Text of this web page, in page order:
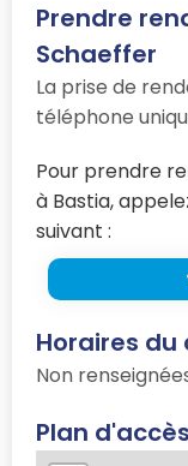
Prendre
Schaeffer
La prise de
téléphone
Pour prendre
à Bastia,
suivant :
Horaires
Non
Plan d'accès